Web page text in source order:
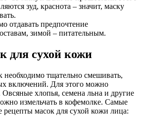
зуд, краснота – значит, маску
отдавать предпочтение
зимой – питательным.
для сухой кожи
тщательно смешивать,
включений. Для этого можно
Овсяные хлопья, семена льна и другие
измельчать в кофемолке. Самые
масок для сухой кожи лица: